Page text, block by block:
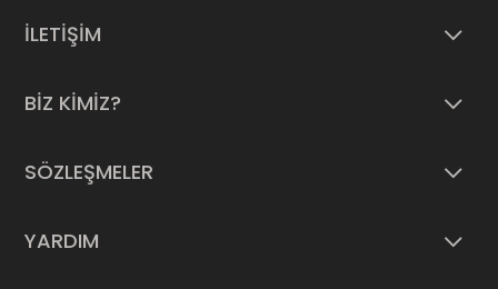
İLETİŞİM
BİZ KİMİZ?
SÖZLEŞMELER
YARDIM